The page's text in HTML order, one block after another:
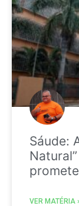
Sáude:
VER MATÉRIA